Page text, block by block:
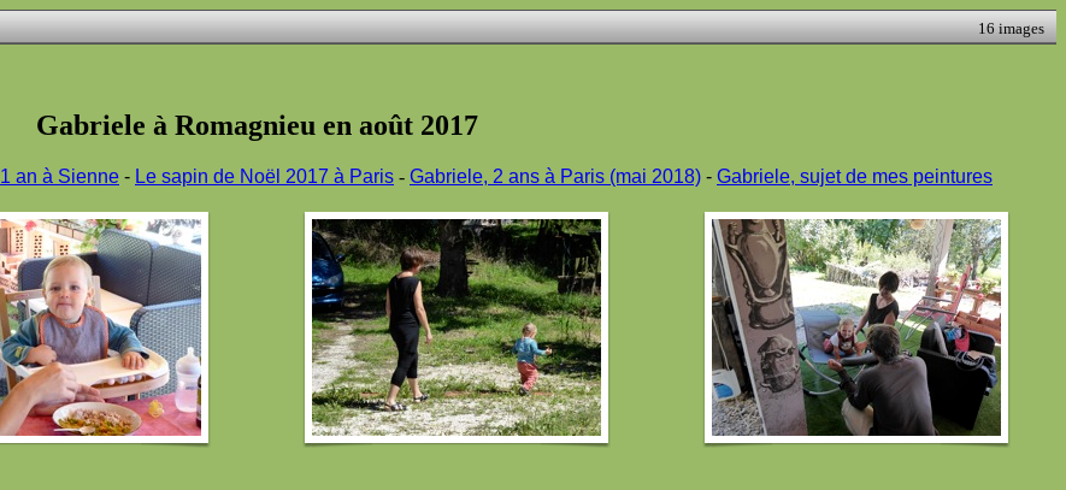
16 images
Gabriele à Romagnieu en août 2017
1 an à Sienne - Le sapin de Noël 2017 à Paris - Gabriele, 2 ans à Paris (mai 2018) - Gabriele, sujet de mes peintures